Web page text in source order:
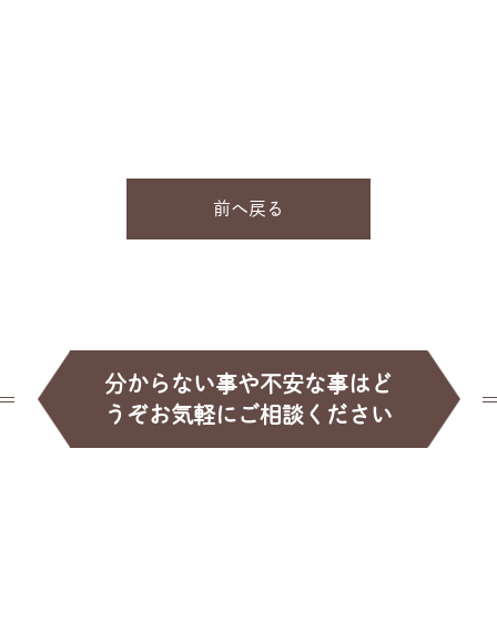
前へ戻る
分からない事や不安な事はど
うぞお気軽にご相談ください